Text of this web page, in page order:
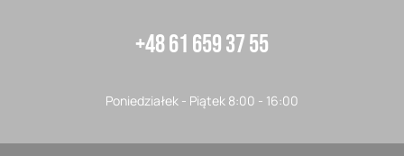
+48 61 659 37 55
Poniedziałek - Piątek 8:00 - 16:00